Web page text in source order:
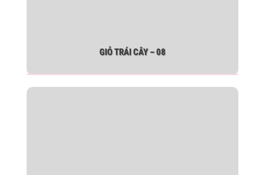
GIỎ TRÁI CÂY – 08